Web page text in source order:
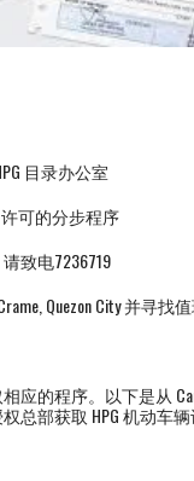
目录办公室
许可的分步程序
致电7236719
Quezon City 并寻找
应的程序。以下是从
总部获取 HPG 机动车